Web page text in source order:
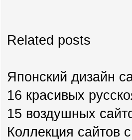
Related posts
Японский дизайн
16 красивых
15 воздушных
Коллекция сайтов